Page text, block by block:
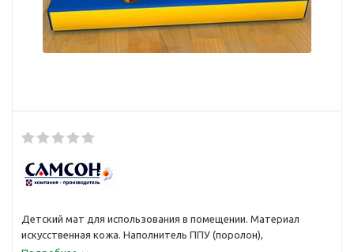
Детский мат для использования в помещении. Материал
искусственная кожа. Наполнитель ППУ (поролон),